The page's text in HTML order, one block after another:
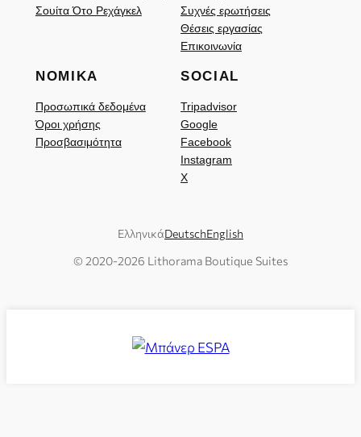
Σουίτα Ότο Ρεχάγκελ
Συχνές ερωτήσεις
Θέσεις εργασίας
Επικοινωνία
ΝΟΜΙΚΆ
Προσωπικά δεδομένα
Όροι χρήσης
Προσβασιμότητα
SOCIAL
Tripadvisor
Google
Facebook
Instagram
X
ΕλληνικάDeutschEnglish
© 2020-2026 Lithorama Boutique Suites